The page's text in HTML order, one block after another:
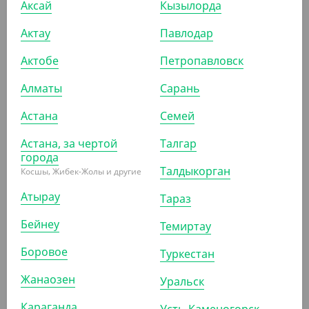
282.80
Тряпка для стекол и зеркал из микрофибры, 30*30 см,
Perfera
ШТ КОР (50)
АРТ. 4300708
Аксай
Актау
Актобе
Алматы
Астана
Астана, за чертой
города
Косшы, Жибек-Жолы и другие
Атырау
Бейнеу
Боровое
Жанаозен
Кызылорда
Павлодар
Петропавловск
Сарань
Семей
Талгар
Талдыкорган
Тараз
Темиртау
Туркестан
Уральск